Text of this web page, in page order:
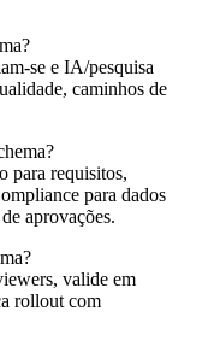
se e IA/pesquisa
caminhos de
para requisitos,
para dados
aprovações.
valide em
rollout com